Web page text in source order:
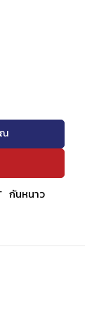
ณ
กันหนาว